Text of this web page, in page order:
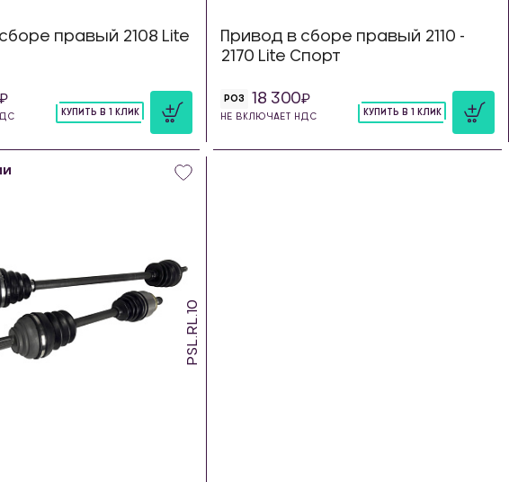
правый 2108 Lite
КУПИТЬ В 1 КЛИК
Привод в сборе правый 2110 -
2170 Lite Спорт
РОЗ 18 300
НЕ ВКЛЮЧАЕТ НДС КУПИТЬ В 1 КЛИК
PSL.RL.10